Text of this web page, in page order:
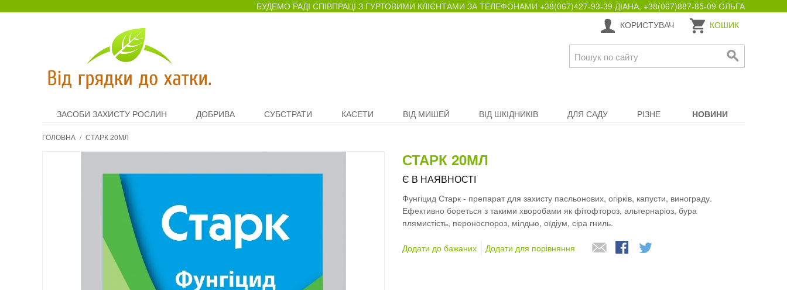
БУДЕМО РАДІ СПІВПРАЦІ З ГУРТОВИМИ КЛІЄНТАМИ ЗА ТЕЛЕФОНАМИ +38(067)427-93-39 ДІАНА, +38(067)887-85-09 ОЛЬГА
КОРИСТУВАЧ
КОШИК
ЗАСОБИ ЗАХИСТУ РОСЛИН ДОБРИВА СУБСТРАТИ КАСЕТИ ВІД МИШЕЙ ВІД ШКІДНИКІВ ДЛЯ САДУ РІЗНЕ НОВИНИ
ГОЛОВНА / СТАРК 20МЛ
СТАРК 20МЛ
Є В НАЯВНОСТІ
Фунгіцид Старк - препарат для захисту пасльонових, огірків, капусти, винограду.
Ефективно бореться з такими хворобами як фітофтороз, альтернаріоз, бура
плямистість, пероноспороз, мілдью, оїдіум, сіра гниль.
Додати до бажаних Додати для порівняння